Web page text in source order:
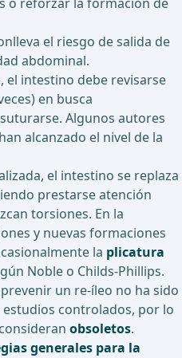
el riesgo de salida de
abdominal.
el intestino debe revisarse
en busca
Algunos autores
alcanzado el nivel de la
el intestino se replaza
prestarse atención
torsiones. En la
y nuevas formaciones
la plicatura
Noble o Childs-Phillips.
un re-íleo no ha sido
controlados, por lo
obsoletos.
generales para la